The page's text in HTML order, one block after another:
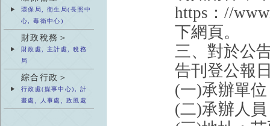
環保局, 衛生局(長照中
心, 毒衛中心)
財政稅務＞
財政處, 主計處, 稅務
局
綜合行政＞
行政處(媒事中心), 計
畫處, 人事處, 政風處
https：//
下網頁。
三、對於公
告刊登公報
(一)承辦單
(二)承辦人